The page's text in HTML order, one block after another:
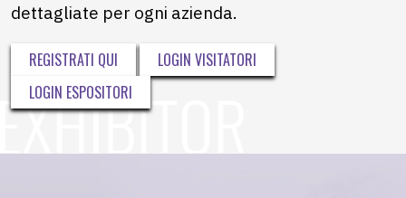
dettagliate per ogni azienda.
REGISTRATI QUI
LOGIN VISITATORI
LOGIN ESPOSITORI